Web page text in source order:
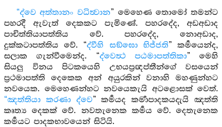
“ද්වෙ අත්තානං වධිත්‍වාන” මෙහෙණ තොමෝ තමන්ට
පහරදී ඇවැත් දෙකකට පැමිණේ. පහරදේද, අඩඅඩාද
පාචිත්තියාපත්තිය වේ. පහරදේද, නොඅඩාද,
දුක්කටාපත්තිය වේ. “ද්වීහි සඞ්ඝො භිජ්ජති” කර්‍මයෙන්ද,
සලාක ගැන්වීමෙන්ද. “ද්වෙත්‍ථ පඨමාපත්තිකා” මෙහි
සියලු විනය පිටකයෙහි උභයප්‍රඥප්තීන්ගේ වසයෙන්
ප්‍රථමාපත්ති දෙකෙක අන් අයුරකින් වනාහි මහණුන්හට
නවයෙක. මෙහෙණන්හට නවයෙකැයි අටළොසක් වෙත්.
“ඤත්තියා කරණා ද්වෙ” කර්‍මයද කර්‍මාපාදකයදැයි ඤත්ති
කෘත්‍ය දෙකක් වේ. නවතැනෙක කර්‍මය වේ. දෙතැනෙක
කර්‍මයට පාදකභාවයෙන් සිටියි.